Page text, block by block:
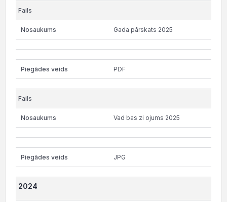
Gada pārskats 2025
PDF
Vad bas zi ojums 2025
JPG
2024